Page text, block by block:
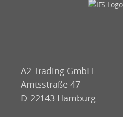
A2 Trading GmbH
Amtsstraße 47
D-22143 Hamburg